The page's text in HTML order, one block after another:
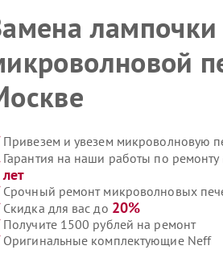
лампочки
Привезем и увезем микроволновую
Гарантия на наши работы по
лет
Срочный ремонт микроволновых
Скидка для вас до 20%
Получите 1500 рублей на ремонт
Оригинальные комплектующие Neff